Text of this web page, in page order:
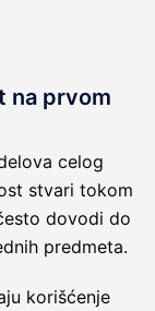
na prvom
celog
stvari tokom
dovodi do
predmeta.
korišćenje